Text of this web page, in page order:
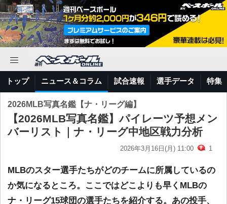
トップ ニュース＆コラム 試合速報 選手データ 特集
2026MLB写真名鑑【ナ・リーグ編】
【2026MLB写真名鑑】パイレーツ予想メン
バーリスト｜ナ・リーグ中地区戦力分析
2026年3月16日(月) 11:00 1
MLBのスター選手たちがどのチームに所属しているの
か気になるところ。ここではどこよりも早くMLBの
ナ・リーグ15球団の選手たちを紹介する。あの投手、